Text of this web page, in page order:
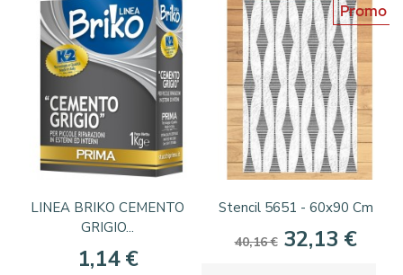
LINEA BRIKO CEMENTO
GRIGIO...
1,14 €
Stencil 5651 - 60x90 Cm
40,16 € 32,13 €
Promo